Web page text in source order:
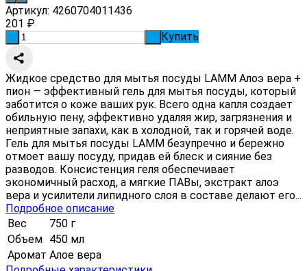
Артикул: 4260704011436
201 ₽
Купить
Жидкое средство для мытья посуды LAMM Алоэ вера +
пион — эффективный гель для мытья посуды, который
заботится о коже ваших рук. Всего одна капля создает
обильную пену, эффективно удаляя жир, загрязнения и
неприятные запахи, как в холодной, так и горячей воде.
Гель для мытья посуды LAMM безупречно и бережно
отмоет вашу посуду, придав ей блеск и сияние без
разводов. Консистенция геля обеспечивает
экономичный расход, а мягкие ПАВы, экстракт алоэ
вера и усилители липидного слоя в составе делают его...
Подробное описание
Вес
750 г
Объем 450 мл
Аромат Алое вера